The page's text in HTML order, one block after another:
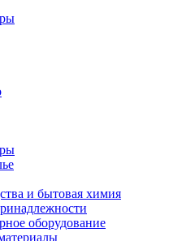
и бытовая химия
оборудование